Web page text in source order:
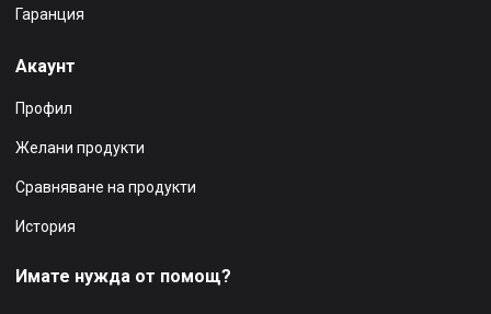
Гаранция
Акаунт
Профил
Желани продукти
Сравняване на продукти
История
Имате нужда от помощ?